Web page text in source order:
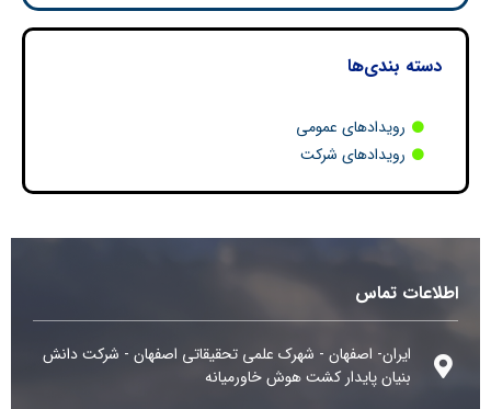
دسته بندی‌ها
رویدادهای عمومی
رویدادهای شرکت
اطلاعات تماس
ایران- اصفهان - شهرک علمی تحقیقاتی اصفهان - شرکت دانش
بنیان پایدار کشت هوش خاورمیانه